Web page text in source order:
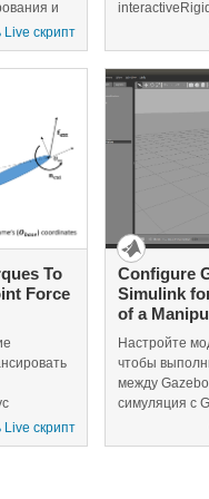
и
для
скрипт
робота
примере
робота,
траекторию и
настройки.
To
Force
конца
скрипт
Configure
Simulink
of a
Настройте
чтобы
между
симуляция с
вам